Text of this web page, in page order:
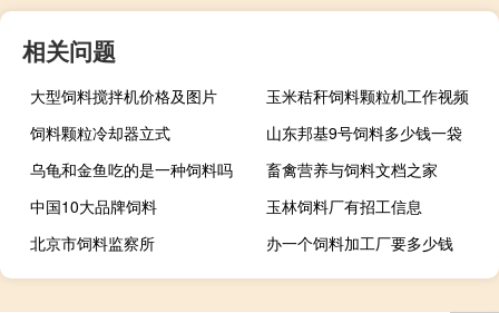
相关问题
大型饲料搅拌机价格及图片
玉米秸秆饲料颗粒机工作视频
饲料颗粒冷却器立式
山东邦基9号饲料多少钱一袋
乌龟和金鱼吃的是一种饲料吗
畜禽营养与饲料文档之家
中国10大品牌饲料
玉林饲料厂有招工信息
北京市饲料监察所
办一个饲料加工厂要多少钱